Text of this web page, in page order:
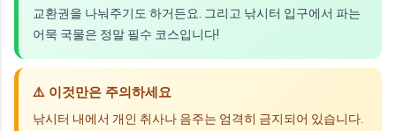
교환권을 나눠주기도 하거든요. 그리고 낚시터 입구에서 파는
어묵 국물은 정말 필수 코스입니다!
⚠️ 이것만은 주의하세요
낚시터 내에서 개인 취사나 음주는 엄격히 금지되어 있습니다.